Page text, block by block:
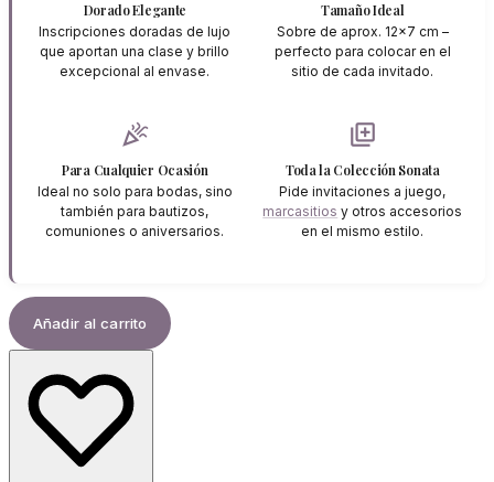
Dorado Elegante
Inscripciones doradas de lujo
que aportan una clase y brillo
excepcional al envase.
Tamaño Ideal
Sobre de aprox. 12x7 cm –
perfecto para colocar en el
sitio de cada invitado.
celebration
Para Cualquier Ocasión
Ideal no solo para bodas, sino
también para bautizos,
comuniones o aniversarios.
library_add
Toda la Colección Sonata
Pide invitaciones a juego,
marcasitios y otros accesorios
en el mismo estilo.
Añadir al carrito